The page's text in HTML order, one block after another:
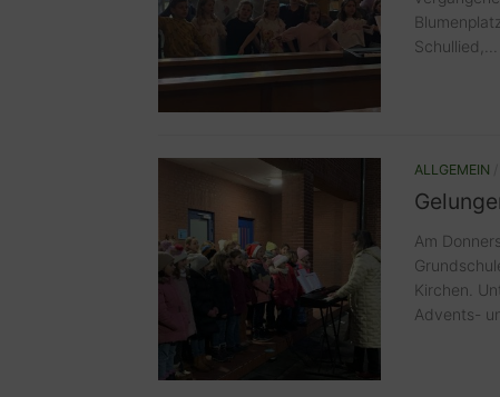
Schullied,...
ALLGEMEIN
Am
Kirchen.
Advents-